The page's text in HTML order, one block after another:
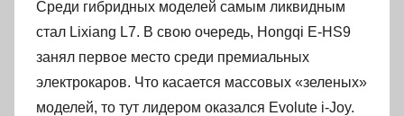
Среди гибридных моделей самым ликвидным
стал Lixiang L7. В свою очередь, Hongqi E-HS9
занял первое место среди премиальных
электрокаров. Что касается массовых «зеленых»
моделей, то тут лидером оказался Evolute i-Joy.